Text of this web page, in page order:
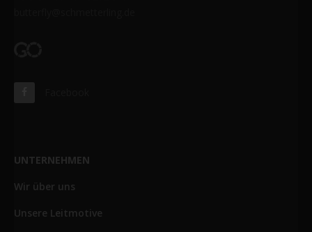
UNTERNEHMEN
Wir über uns
Unsere Leitmotive